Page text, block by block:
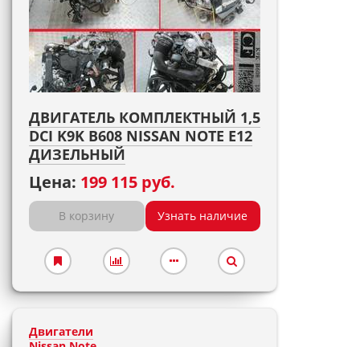
ДВИГАТЕЛЬ КОМПЛЕКТНЫЙ 1,5
DCI K9K B608 NISSAN NOTE E12
ДИЗЕЛЬНЫЙ
Цена: 199 115 руб.
В корзину Узнать наличие
Двигатели